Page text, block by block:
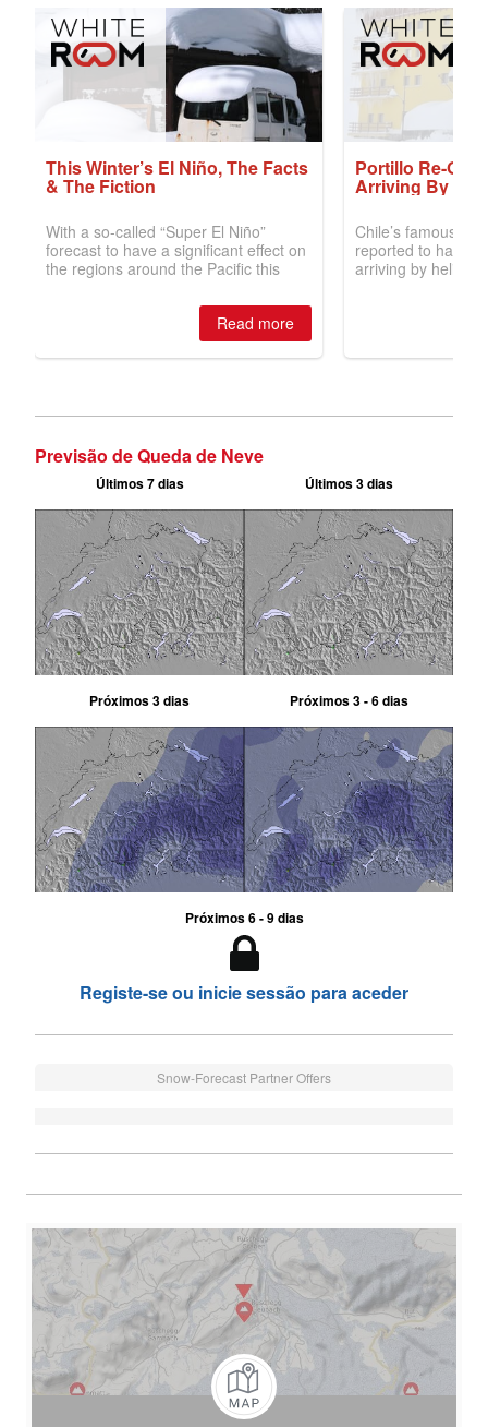
Previsão de Queda de Neve
Últimos 7 dias Últimos 3 dias
Próximos 3 dias Próximos 3 - 6 dias
Próximos 6 - 9 dias
Registe-se ou inicie sessão para aceder
Snow-Forecast Partner Offers